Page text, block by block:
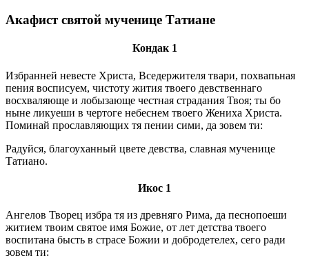
Акафист святой мученице Татиане
Кондак 1
Избранней невесте Христа, Вседержителя твари, похвапьная
пения восписуем, чистоту жития твоего девственнаго
восхваляюще и лобызающе честная страдания Твоя; ты бо
ныне ликуеши в чертоге небеснем твоего Жениха Христа.
Поминай прославляющих тя пении сими, да зовем ти:
Радуйся, благоуханный цвете девства, славная мученице
Татиано.
Икос 1
Ангелов Творец избра тя из древняго Рима, да песнопоеши
житием твоим святое имя Божие, от лет детства твоего
воспитана бысть в страсе Божии и добродетелех, сего ради
зовем ти: